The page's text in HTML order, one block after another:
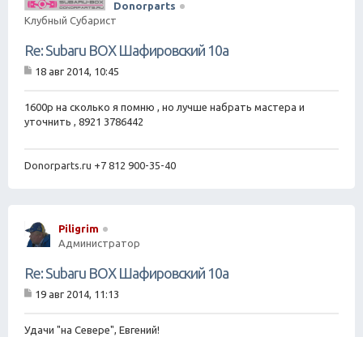
Donorparts
Клубный Субарист
Re: Subaru BOX Шафировский 10а
о
б
щ
и
18 авг 2014, 10:45
1600р на сколько я помню , но лучше набрать мастера и
уточнить , 8921 3786442
Donorparts.ru +7 812 900-35-40
Piligrim
Администратор
Re: Subaru BOX Шафировский 10а
о
19 авг 2014, 11:13
Удачи "на Севере", Евгений!